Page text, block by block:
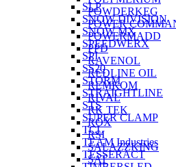
POWDERKEG
POWER
POWERMADD
PPD
RAVENOL
REDLINE OIL
REMKOM
RIVAL
RK TEK
ROX
RSI
SALAZZKING
SAT
SLP
SNOW DIVISION
SNOW MX
SPEEDWERX
SPI
SS20
STORM
STRAIGHTLINE
STS
SUPER CLAMP
TCL
TEAM Industries
TESSERACT